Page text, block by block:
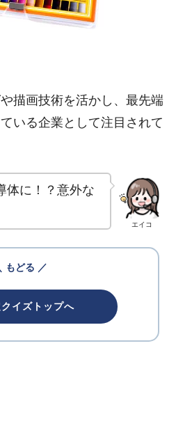
描画技術を活かし、最先端
いる企業として注目されて
エイコ
体に！？意外な
もどる ／
イズトップへ